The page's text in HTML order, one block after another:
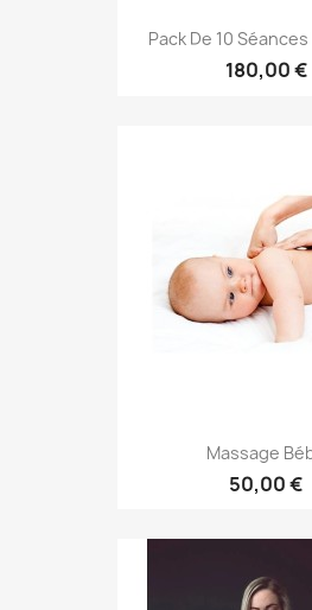
Pack De 10
180,00 €
Massage
50,00 €